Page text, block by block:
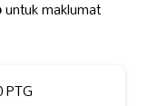
untuk maklumat